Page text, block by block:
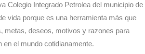
Colegio Integrado Petrolea del municipio de
vida porque es una herramienta más que
metas, deseos, motivos y razones para
el mundo cotidianamente.